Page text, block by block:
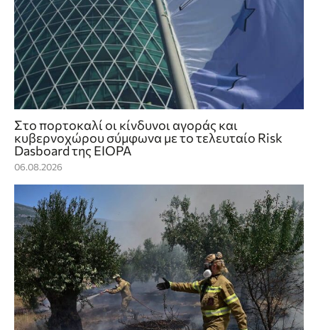
Στο πορτοκαλί οι κίνδυνοι αγοράς και
κυβερνοχώρου σύμφωνα με το τελευταίο Risk
Dasboard της EIOPA
06.08.2026